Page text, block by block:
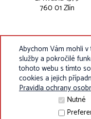
760 01 Zlín
Abychom Vám mohli
služby a pokročilé
tohoto webu s tímto
cookies a jejich
Pravidla ochrany
Nutné